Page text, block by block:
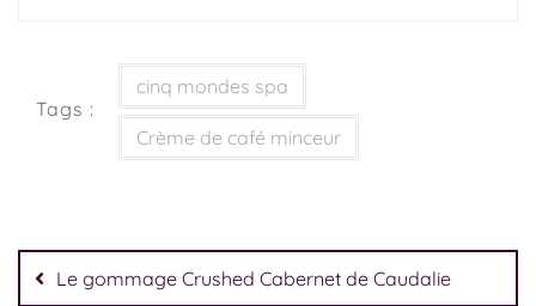
Tags :
cinq mondes spa
Crème de café minceur
Le gommage Crushed Cabernet de Caudalie